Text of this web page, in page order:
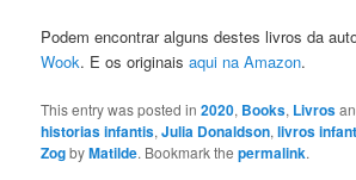
Podem encontrar alguns destes livros da
Wook. E os originaisaqui na Amazon.
This entry was posted in2020, Books, Livros
historias infantis,Julia Donaldson,livros
ZogbyMatilde. Bookmark thepermalink.